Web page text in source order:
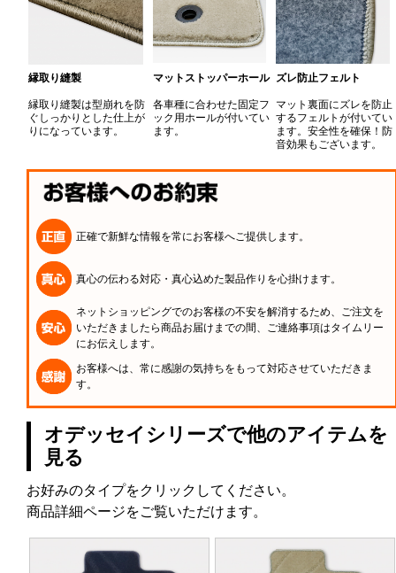
縁取り縫製
縁取り縫製は型崩れを防
ぐしっかりとした仕上が
りになっています。
マットストッパーホール
各車種に合わせた固定フ
ック用ホールが付いてい
ます。
ズレ防止フェルト
マット裏面にズレを防止
するフェルトが付いてい
ます。安全性を確保！防
音効果もございます。
正確で新鮮な情報を常にお客様へご提供します。
真心の伝わる対応・真心込めた製品作りを心掛けます。
ネットショッピングでのお客様の不安を解消するため、ご注文を
いただきましたら商品お届けまでの間、ご連絡事項はタイムリー
にお伝えします。
お客様へは、常に感謝の気持ちをもって対応させていただきま
す。
オデッセイシリーズで他のアイテムを
見る
お好みのタイプをクリックしてください。
商品詳細ページをご覧いただけます。